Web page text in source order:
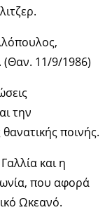
(Θαν. 11/9/1986)
την
ποινής.
και η
που αφορά
Ωκεανό.